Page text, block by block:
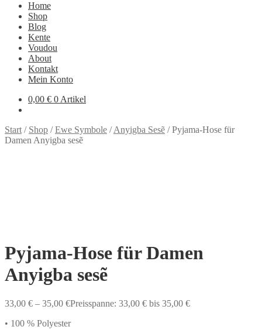
Home
Shop
Blog
Kente
Voudou
About
Kontakt
Mein Konto
0,00 € 0 Artikel
Start / Shop /Ewe Symbole /Anyigba Sesẽ /Pyjama-Hose für
Damen Anyigba sesẽ
Pyjama-Hose für Damen
Anyigba sesẽ
33,00 € – 35,00 €Preisspanne: 33,00 € bis 35,00 €
• 100 % Polyester